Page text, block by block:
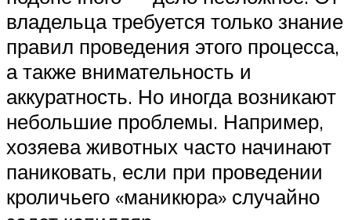
владельца требуется только знание
правил проведения этого процесса,
а также внимательность и
аккуратность. Но иногда возникают
небольшие проблемы. Например,
хозяева животных часто начинают
паниковать, если при проведении
кроличьего «маникюра» случайно